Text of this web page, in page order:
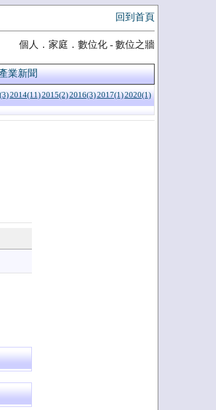
回到首頁
個人．家庭．數位化 - 數位之牆
業新聞
2014(11)2015(2)2016(3)2017(1)2020(1)